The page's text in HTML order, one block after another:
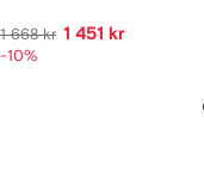
1 668 kr 1 451 kr
-10%